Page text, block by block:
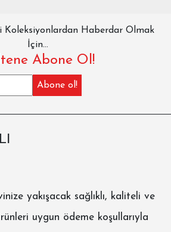
Koleksiyonlardan Haberdar Olmak
İçin...
Abone Ol!
yakışacak sağlıklı, kaliteli ve
uygun ödeme koşullarıyla